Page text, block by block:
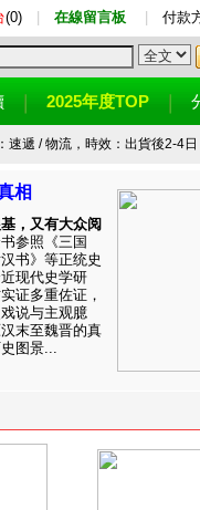
(0) 在線留言板 付款
2025年度TOP
速遞 / 物流，時效：出貨後2-4日
相
，又有大众阅
书参照《三国
书》等正统史
现代史学研
证多重佐证，
说与主观臆
末至魏晋的真
图景...